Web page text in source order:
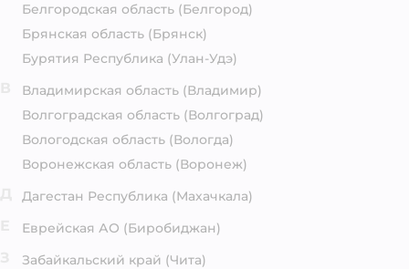
Белгородская область (Белгород)
Брянская область (Брянск)
Бурятия Республика (Улан-Удэ)
Владимирская область (Владимир)
Волгоградская область (Волгоград)
Вологодская область (Вологда)
Воронежская область (Воронеж)
Дагестан Республика (Махачкала)
Еврейская АО (Биробиджан)
Забайкальский край (Чита)